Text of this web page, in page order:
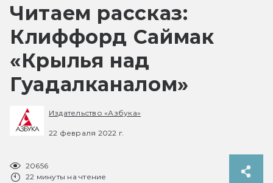
Читаем рассказ:
Клиффорд Саймак
«Крылья над
Гуадалканалом»
Издательство «Азбука»
22 февраля 2022 г.
20656
22 минуты на чтение